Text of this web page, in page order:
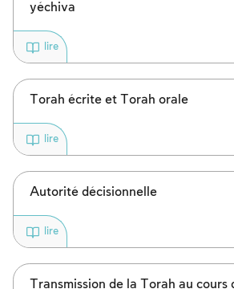
yéchiva
lire
Torah écrite et Torah orale
lire
Autorité décisionnelle
lire
Transmission de la Torah au cours